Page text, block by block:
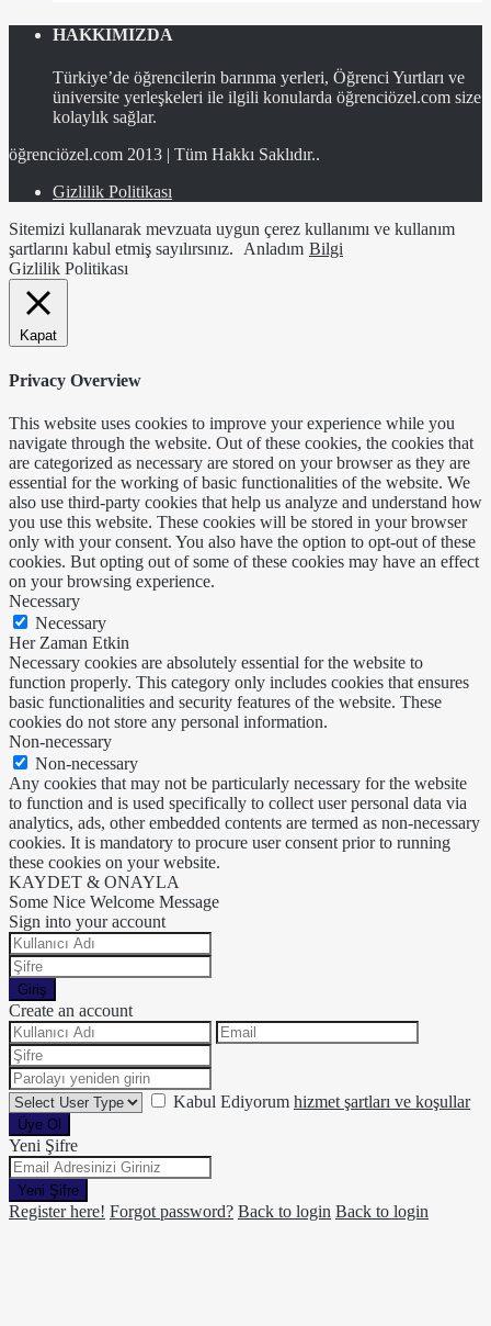
HAKKIMIZDA
Türkiye’de öğrencilerin barınma yerleri, Öğrenci Yurtları ve
üniversite yerleşkeleri ile ilgili konularda öğrenciözel.com size
kolaylık sağlar.
öğrenciözel.com 2013 | Tüm Hakkı Saklıdır..
Gizlilik Politikası
Sitemizi kullanarak mevzuata uygun çerez kullanımı ve kullanım
şartlarını kabul etmiş sayılırsınız. Anladım Bilgi
Gizlilik Politikası
Kapat
Privacy Overview
This website uses cookies to improve your experience while you
navigate through the website. Out of these cookies, the cookies that
are categorized as necessary are stored on your browser as they are
essential for the working of basic functionalities of the website. We
also use third-party cookies that help us analyze and understand how
you use this website. These cookies will be stored in your browser
only with your consent. You also have the option to opt-out of these
cookies. But opting out of some of these cookies may have an effect
on your browsing experience.
Necessary
Necessary
Her Zaman Etkin
Necessary cookies are absolutely essential for the website to
function properly. This category only includes cookies that ensures
basic functionalities and security features of the website. These
cookies do not store any personal information.
Non-necessary
Non-necessary
Any cookies that may not be particularly necessary for the website
to function and is used specifically to collect user personal data via
analytics, ads, other embedded contents are termed as non-necessary
cookies. It is mandatory to procure user consent prior to running
these cookies on your website.
KAYDET & ONAYLA
Some Nice Welcome Message
Sign into your account
Giriş
Create an account
Kabul Ediyorum hizmet şartları ve koşullar
Üye Ol
Yeni Şifre
Yeni Şifre
Register here! Forgot password? Back to login Back to login